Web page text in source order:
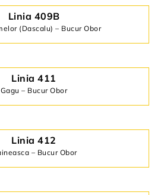
Linia 409B
(Dascalu) – Bucur Obor
Linia 411
Gagu – Bucur Obor
Linia 412
– Bucur Obor